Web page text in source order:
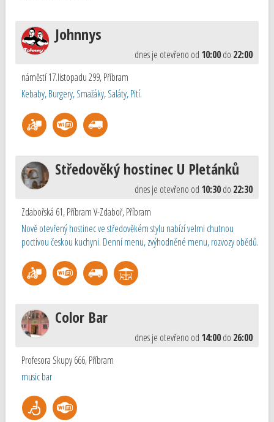
Johnnys
dnes je otevřeno od 10:00do 22:00
náměstí 17.listopadu 299,Příbram
Kebaby, Burgery, Smažáky, Saláty, Pití.
Středověký hostinec U Pletánků
dnes je otevřeno od 10:30do 22:30
Zdabořská 61, Příbram V-Zdaboř,Příbram
Nově otevřený hostinec ve středověkém stylu nabízí velmi chutnou
poctivou českou kuchyni. Denní menu, zvýhodněné menu, rozvozy obědů.
Color Bar
dnes je otevřeno od 14:00do 26:00
Profesora Skupy 666,Příbram
music bar